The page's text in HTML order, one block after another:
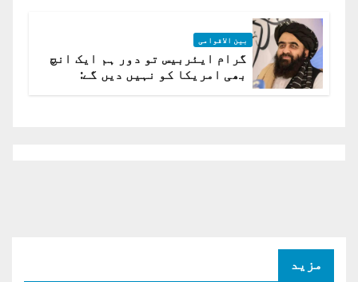
بین الاقوامی
گرام ایئربیس تو دور ہم ایک انچ
بھی امریکا کو نہیں دیں گے:
مزید